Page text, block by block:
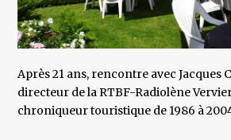
Après 21 ans, rencontre avec Jacques
directeur de la RTBF-Radiolène
chroniqueur touristique de 1986 à